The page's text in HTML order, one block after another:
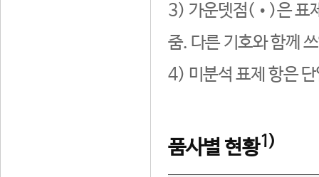
3) 가운뎃점(•)은 표
줌. 다른 기호와 함께
4) 미분석 표제 항은
품사별 현황1)